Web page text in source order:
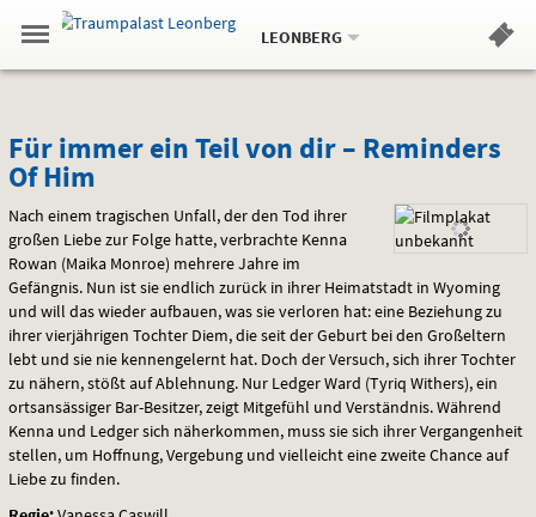
Springe
zum
,zum
.
Navigation
Gehe
zur
Standortauswahl
Standort:
LEONBERG.
Hinweis
Für
immer
ein
Teil
von
dir
–
Reminders
Für immer ein Teil von dir – Reminders
Of Him
Nach einem tragischen Unfall, der den Tod ihrer
großen Liebe zur Folge hatte, verbrachte Kenna
Rowan (Maika Monroe) mehrere Jahre im
Gefängnis. Nun ist sie endlich zurück in ihrer Heimatstadt in Wyoming
und will das wieder aufbauen, was sie verloren hat: eine Beziehung zu
ihrer vierjährigen Tochter Diem, die seit der Geburt bei den Großeltern
lebt und sie nie kennengelernt hat. Doch der Versuch, sich ihrer Tochter
zu nähern, stößt auf Ablehnung. Nur Ledger Ward (Tyriq Withers), ein
ortsansässiger Bar-Besitzer, zeigt Mitgefühl und Verständnis. Während
Kenna und Ledger sich näherkommen, muss sie sich ihrer Vergangenheit
stellen, um Hoffnung, Vergebung und vielleicht eine zweite Chance auf
Liebe zu finden.